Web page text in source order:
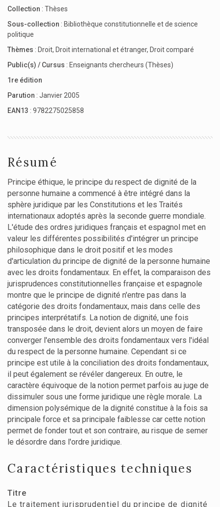
Collection : Thèses
Sous-collection : Bibliothèque constitutionnelle et de science
politique
Thèmes : Droit, Droit international et étranger, Droit comparé
Public(s) / Cursus : Enseignants chercheurs (Thèses)
1re édition
Parution : Janvier 2005
EAN13 : 9782275025858
Résumé
Principe éthique, le principe du respect de dignité de la
personne humaine a commencé à être intégré dans la
sphère juridique par les Constitutions et les Traités
internationaux adoptés après la seconde guerre mondiale.
L'étude des ordres juridiques français et espagnol met en
valeur les différentes possibilités d'intégrer un principe
philosophique dans le droit positif et les modes
d'articulation du principe de dignité de la personne humaine
avec les droits fondamentaux. En effet, la comparaison des
jurisprudences constitutionnelles française et espagnole
montre que le principe de dignité n'entre pas dans la
catégorie des droits fondamentaux, mais dans celle des
principes interprétatifs. La notion de dignité, une fois
transposée dans le droit, devient alors un moyen de faire
converger l'ensemble des droits fondamentaux vers l'idéal
du respect de la personne humaine. Cependant si ce
principe est utile à la conciliation des droits fondamentaux,
il peut également se révéler dangereux. En outre, le
caractère équivoque de la notion permet parfois au juge de
dissimuler sous une forme juridique une règle morale. La
dimension polysémique de la dignité constitue à la fois sa
principale force et sa principale faiblesse car cette notion
permet de fonder tout et son contraire, au risque de semer
le désordre dans l'ordre juridique.
Caractéristiques techniques
Titre
Le traitement jurisprudentiel du principe de dignité